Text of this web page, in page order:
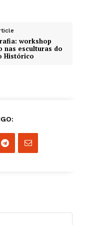
workshop
nas esculturas do
Histórico